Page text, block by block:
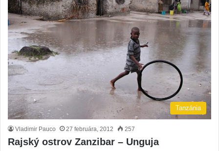
Tanzánia
Vladimir Pauco 27 februára, 2012 257
Rajský ostrov Zanzibar – Unguja